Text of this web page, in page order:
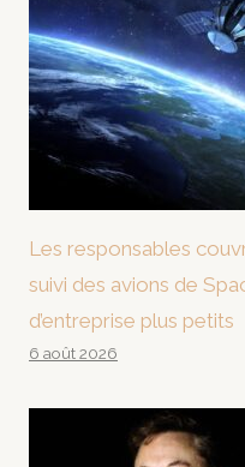
Les responsables
suivi des avions de
d’entreprise plus petits
6 août 2026